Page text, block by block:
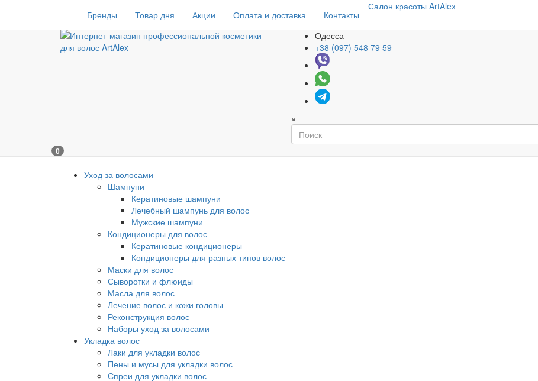
Бренды Товар дня Акции Оплата и доставка Контакты
Салон красоты ArtAlex
Одесса
+38 (097) 548 79 59
×
0
Уход за волосами
Шампуни
Кератиновые шампуни
Лечебный шампунь для волос
Мужские шампуни
Кондиционеры для волос
Кератиновые кондиционеры
Кондиционеры для разных типов волос
Маски для волос
Сыворотки и флюиды
Масла для волос
Лечение волос и кожи головы
Реконструкция волос
Наборы уход за волосами
Укладка волос
Лаки для укладки волос
Пены и мусы для укладки волос
Спреи для укладки волос